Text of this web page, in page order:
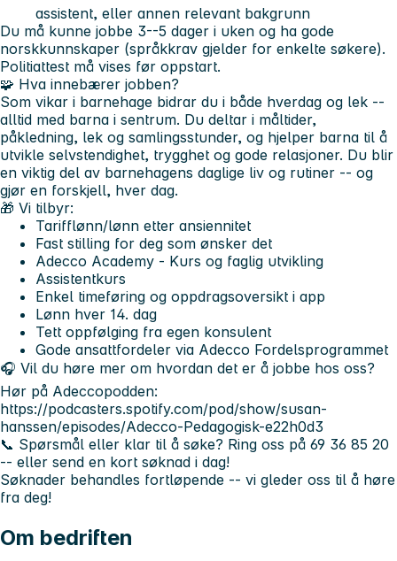
assistent, eller annen relevant bakgrunn
Du må kunne jobbe 3--5 dager i uken og ha gode
norskkunnskaper (språkkrav gjelder for enkelte søkere).
Politiattest må vises før oppstart.
🧩 Hva innebærer jobben?
Som vikar i barnehage bidrar du i både hverdag og lek --
alltid med barna i sentrum. Du deltar i måltider,
påkledning, lek og samlingsstunder, og hjelper barna til å
utvikle selvstendighet, trygghet og gode relasjoner. Du blir
en viktig del av barnehagens daglige liv og rutiner -- og
gjør en forskjell, hver dag.
🎁 Vi tilbyr:
Tarifflønn/lønn etter ansiennitet
Fast stilling for deg som ønsker det
Adecco Academy - Kurs og faglig utvikling
Assistentkurs
Enkel timeføring og oppdragsoversikt i app
Lønn hver 14. dag
Tett oppfølging fra egen konsulent
Gode ansattfordeler via Adecco Fordelsprogrammet
🎧 Vil du høre mer om hvordan det er å jobbe hos oss?
Hør på Adeccopodden:
https://podcasters.spotify.com/pod/show/susan-
hanssen/episodes/Adecco-Pedagogisk-e22h0d3
📞 Spørsmål eller klar til å søke? Ring oss på 69 36 85 20
-- eller send en kort søknad i dag!
Søknader behandles fortløpende -- vi gleder oss til å høre
fra deg!
Om bedriften